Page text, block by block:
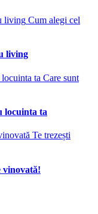
Cum alegi cel
living
Care sunt
locuinta ta
Te trezești
vinovată!